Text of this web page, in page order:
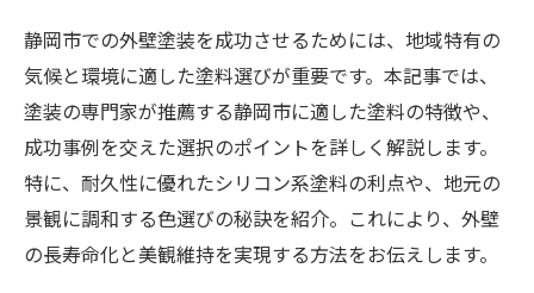
静岡市での外壁塗装を成功させるためには、地域特有の
気候と環境に適した塗料選びが重要です。本記事では、
塗装の専門家が推薦する静岡市に適した塗料の特徴や、
成功事例を交えた選択のポイントを詳しく解説します。
特に、耐久性に優れたシリコン系塗料の利点や、地元の
景観に調和する色選びの秘訣を紹介。これにより、外壁
の長寿命化と美観維持を実現する方法をお伝えします。